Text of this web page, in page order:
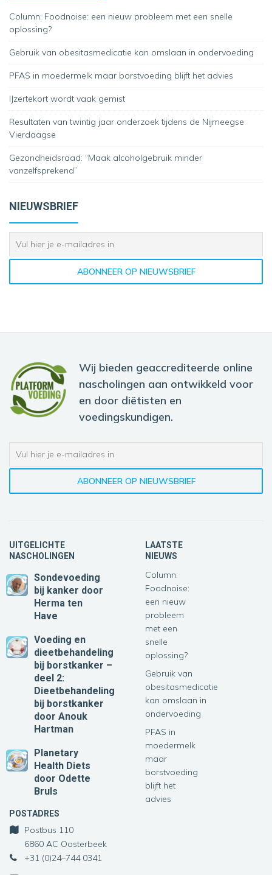
Column: Foodnoise: een nieuw probleem met een snelle
oplossing?
Gebruik van obesitasmedicatie kan omslaan in ondervoeding
PFAS in moedermelk maar borstvoeding blijft het advies
IJzertekort wordt vaak gemist
Resultaten van twintig jaar onderzoek tijdens de Nijmeegse
Vierdaagse
Gezondheidsraad: “Maak alcoholgebruik minder
vanzelfsprekend”
NIEUWSBRIEF
Wij bieden geaccrediteerde online
nascholingen aan ontwikkeld voor
en door diëtisten en
voedingskundigen.
UITGELICHTE
NASCHOLINGEN
Sondevoeding
bij kanker door
Herma ten
Have
Voeding en
dieetbehandeling
bij borstkanker –
deel 2:
Dieetbehandeling
bij borstkanker
door Anouk
Hartman
Planetary
Health Diets
door Odette
Bruls
LAATSTE
NIEUWS
Column:
Foodnoise:
een nieuw
probleem
met een
snelle
oplossing?
Gebruik van
obesitasmedicatie
kan omslaan in
ondervoeding
PFAS in
moedermelk
maar
borstvoeding
blijft het
advies
POSTADRES
Postbus 110
6860 AC Oosterbeek
+31 (0)24–744 0341